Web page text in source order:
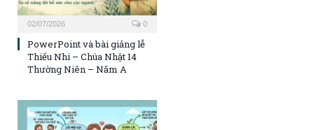
02/07/2026 0
PowerPoint và bài giảng lễ
Thiếu Nhi – Chúa Nhật 14
Thường Niên – Năm A